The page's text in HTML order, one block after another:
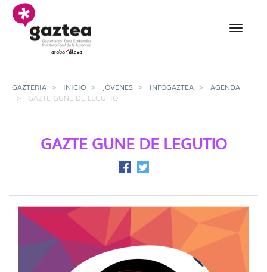
Saltar al contenido principal
Gazte Gune de
GAZTERIA INICIO JÓVENES INFOGAZTEA
AGENDA
GAZTE GUNE DE LEGUTIO
GAZTE GUNE DE LEGUTIO
Compartir en Facebook
Compartir en Twitter